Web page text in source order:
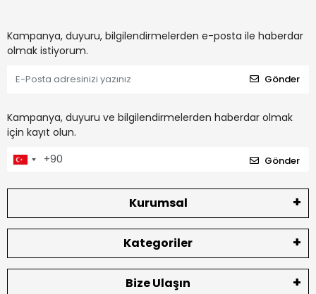
Kampanya, duyuru, bilgilendirmelerden e-posta ile haberdar
olmak istiyorum.
Gönder
Kampanya, duyuru ve bilgilendirmelerden haberdar olmak
için kayıt olun.
Gönder
Kurumsal
Kategoriler
Bize Ulaşın